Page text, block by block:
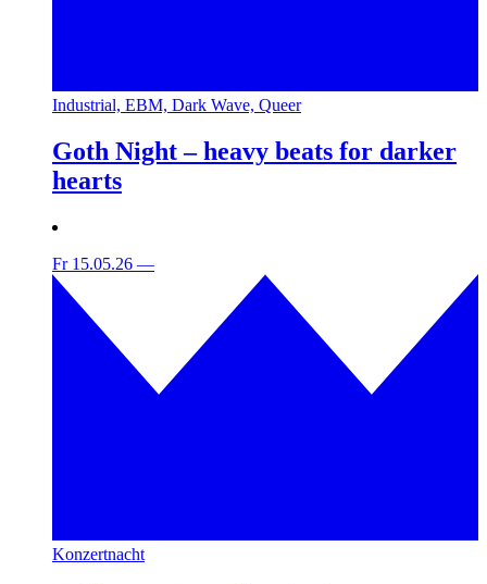
Industrial, EBM, Dark Wave, Queer
Goth Night – heavy beats for darker
hearts
Fr 15.05.26 —
Konzertnacht